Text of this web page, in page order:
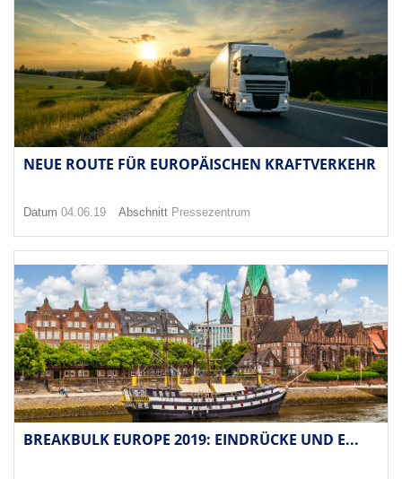
NEUE ROUTE FÜR EUROPÄISCHEN KRAFTVERKEHR
Datum 04.06.19 Abschnitt Pressezentrum
BREAKBULK EUROPE 2019: EINDRÜCKE UND E...